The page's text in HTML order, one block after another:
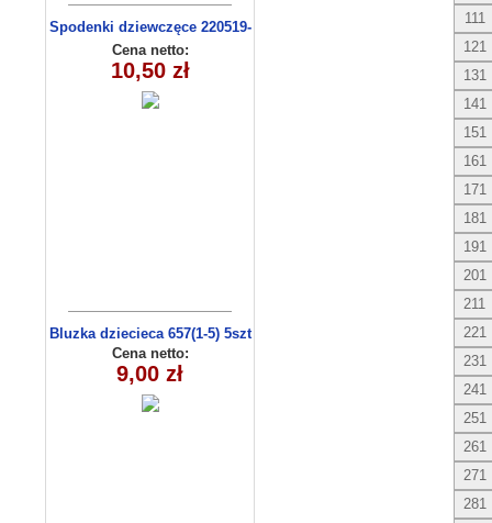
Spodenki dziewczęce 220519-
4 (13-16)
Cena netto:
10,50 zł
Bluzka dziecieca 657(1-5) 5szt
Cena netto:
9,00 zł
111
121
131
141
151
161
171
181
191
201
211
221
231
241
251
261
271
281